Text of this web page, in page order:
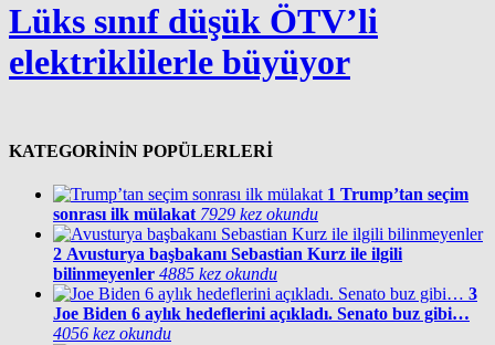
Lüks sınıf düşük ÖTV’li
elektriklilerle büyüyor
KATEGORİNİN POPÜLERLERİ
1 Trump’tan seçim
sonrası ilk mülakat 7929 kez okundu
2 Avusturya başbakanı Sebastian Kurz ile ilgili
bilinmeyenler 4885 kez okundu
3
Joe Biden 6 aylık hedeflerini açıkladı. Senato buz gibi…
4056 kez okundu